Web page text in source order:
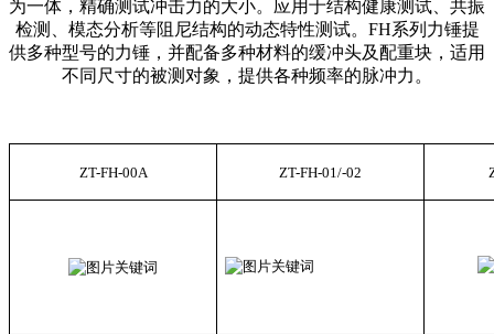
为一体，精确测试冲击力的大小。应用于结构健康测试、共振
检测、模态分析等阻尼结构的动态特性测试。FH系列力锤提
供多种型号的力锤，并配备多种材料的缓冲头及配重块，适用
不同尺寸的被测对象，提供各种频率的脉冲力。
ZT-FH-00A ZT-FH-01/-02